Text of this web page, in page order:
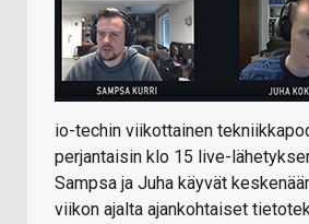
io-techin viikottainen
perjantaisin klo 15 live-
Sampsa ja Juha käyvät
viikon ajalta ajankohtaiset